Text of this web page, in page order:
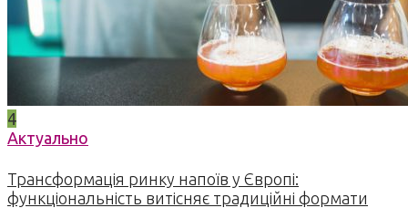
4
Актуально
Трансформація ринку напоїв у Європі:
функціональність витісняє традиційні формати